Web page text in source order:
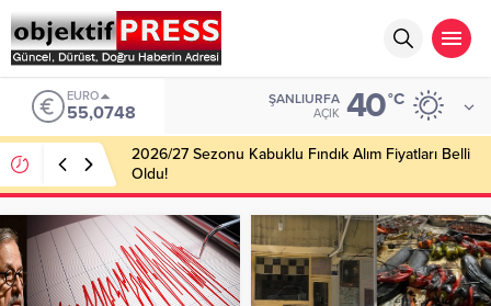
EURO
55,0748
ŞANLIURFA
AÇIK 40°C
2026/27 Sezonu Kabuklu Fındık Alım Fiyatları Belli
Oldu!